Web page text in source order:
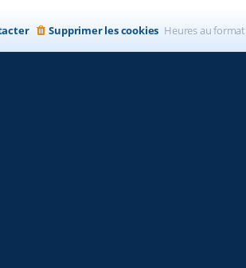
Heures au format
Supprimer les cookies